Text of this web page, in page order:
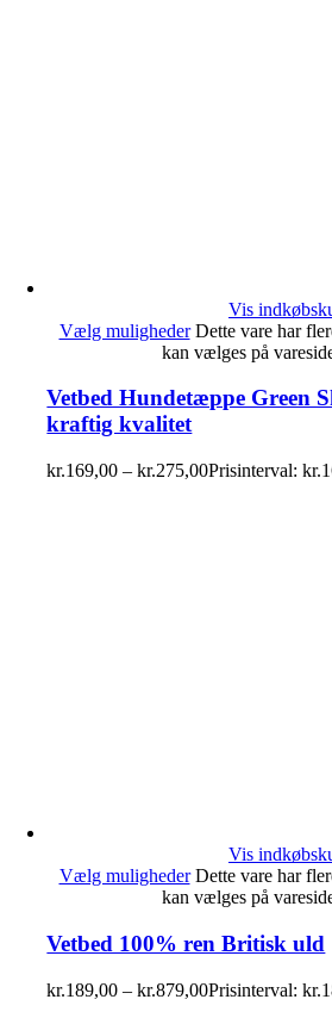
Vis
Vælg muligheder Dette vare har
kan vælges på
Vetbed Hundetæppe Green
kraftig kvalitet
kr.169,00 – kr.275,00Prisinterval:
Vis
Vælg muligheder Dette vare har
kan vælges på
Vetbed 100% ren Britisk uld
kr.189,00 – kr.879,00Prisinterval: